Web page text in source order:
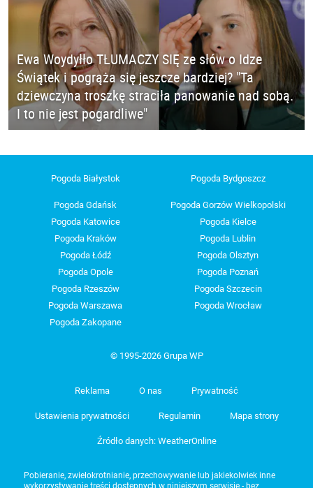
Ewa Woydyłło TŁUMACZY SIĘ ze słów o Idze
Świątek i pogrąża się jeszcze bardziej? "Ta
dziewczyna troszkę straciła panowanie nad sobą.
I to nie jest pogardliwe"
Pogoda Białystok Pogoda Bydgoszcz
Pogoda Gdańsk
Pogoda Gorzów Wielkopolski
Pogoda Katowice
Pogoda Kielce
Pogoda Kraków
Pogoda Lublin
Pogoda Łódź
Pogoda Olsztyn
Pogoda Opole
Pogoda Poznań
Pogoda Rzeszów
Pogoda Szczecin
Pogoda Warszawa
Pogoda Wrocław
Pogoda Zakopane
© 1995-2026 Grupa WP
Reklama O nas Prywatność
Ustawienia prywatności Regulamin Mapa strony
Źródło danych: WeatherOnline
Pobieranie, zwielokrotnianie, przechowywanie lub jakiekolwiek inne
wykorzystywanie treści dostępnych w niniejszym serwisie - bez